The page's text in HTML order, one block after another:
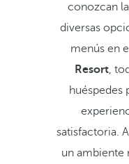
conozcan
diversas
menús en
Resort,
huéspedes
satisfactoria.
un ambiente